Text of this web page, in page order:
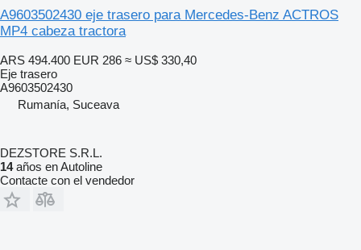
A9603502430 eje trasero para Mercedes-Benz ACTROS
MP4 cabeza tractora
ARS 494.400 EUR 286 ≈ US$ 330,40
Eje trasero
A9603502430
Rumanía, Suceava
DEZSTORE S.R.L.
14años en Autoline
Contacte con el vendedor